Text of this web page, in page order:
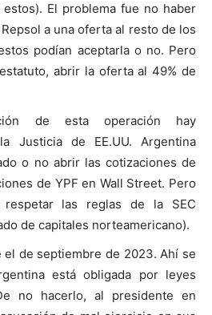
El problema fue no haber
a una oferta al resto de los
podían aceptarla o no. Pero
abrir la oferta al 49% de
de esta operación hay
Justicia de EE.UU. Argentina
o no abrir las cotizaciones de
de YPF en Wall Street. Pero
las reglas de la SEC
de capitales norteamericano).
el de septiembre de 2023. Ahí se
está obligada por leyes
no hacerlo, al presidente en